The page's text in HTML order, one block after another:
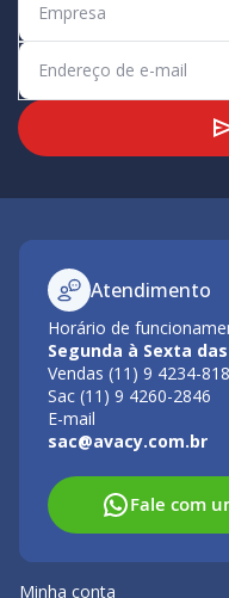
Atendimento
Horário de
Segunda à Sexta
Vendas (11) 9 4234-
Sac (11) 9 4260-2846
E-mail
sac@avacy.com.br
Fale com
Minha conta